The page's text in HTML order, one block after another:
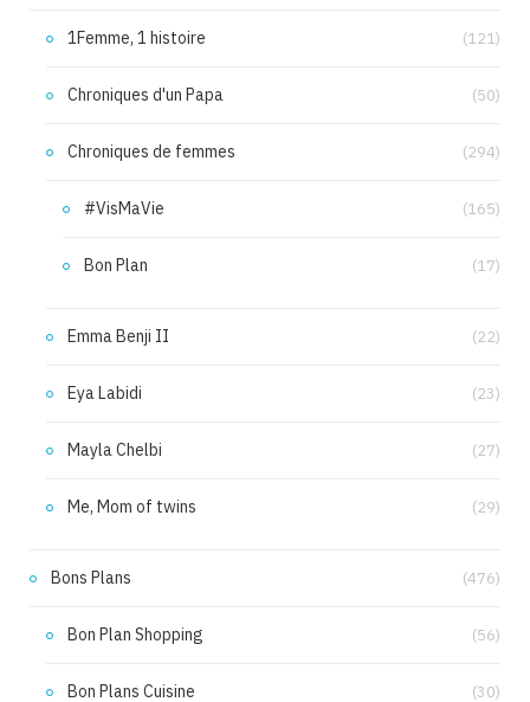
1Femme, 1 histoire (121)
Chroniques d'un Papa (50)
Chroniques de femmes (294)
#VisMaVie (165)
Bon Plan (17)
Emma Benji II (22)
Eya Labidi (23)
Mayla Chelbi (27)
Me, Mom of twins (29)
Bons Plans (476)
Bon Plan Shopping (56)
Bon Plans Cuisine (30)